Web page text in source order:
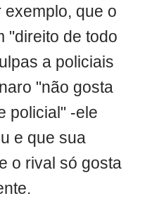
exemplo, que o
"direito de todo
a policiais
"não gosta
policial" -ele
e que sua
o rival só gosta